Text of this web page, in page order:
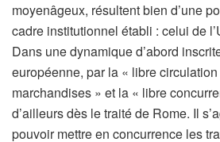
moyenâgeux, résultent bien d’une
cadre institutionnel établi : celui de
Dans une dynamique d’abord
européenne, par la « libre
marchandises » et la « libre
d’ailleurs dès le traité de Rome. Il
pouvoir mettre en concurrence les